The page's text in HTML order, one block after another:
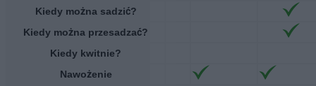
Kiedy można sadzić?
Kiedy można przesadzać?
Kiedy kwitnie?
Nawożenie